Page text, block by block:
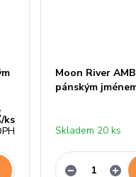
/ks
Moon River
pánským
Skladem 20 ks